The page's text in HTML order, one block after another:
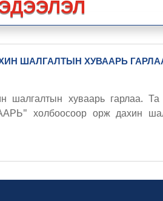
ШАЛГАЛТЫН ХУВААРЬ
шалгалтын хуваарь гарлаа.
холбоосоор орж дахин